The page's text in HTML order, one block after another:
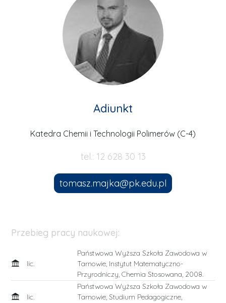
Adiunkt
Katedra Chemii i Technologii Polimerów (C-4)
tel.: 12 628 30 13
tomasz.majka@pk.edu.pl
Przebieg pracy naukowej:
lic.
Państwowa Wyższa Szkoła Zawodowa w
Tarnowie, Instytut Matematyczno-
Przyrodniczy, Chemia Stosowana, 2008.
lic.
Państwowa Wyższa Szkoła Zawodowa w
Tarnowie, Studium Pedagogiczne,